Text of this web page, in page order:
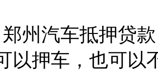
州汽车抵押贷
以押车，也可以